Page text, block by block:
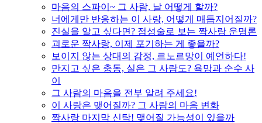
마음의 스파이~ 그 사람, 날 어떻게 할까?
너에게만 반응하는 이 사랑, 어떻게 매듭지어질까?
진실을 알고 싶다면? 점성술로 보는 짝사랑 운명론
괴로운 짝사랑, 이제 포기하는 게 좋을까?
보이지 않는 상대의 감정, 르노르망이 예언하다!
만지고 싶은 충동, 실은 그 사람도? 욕망과 순수 사
이
그 사람의 마음을 전부 알려 주세요!
이 사랑은 맺어질까? 그 사람의 마음 변화
짝사랑 마지막 신탁! 맺어질 가능성이 있을까